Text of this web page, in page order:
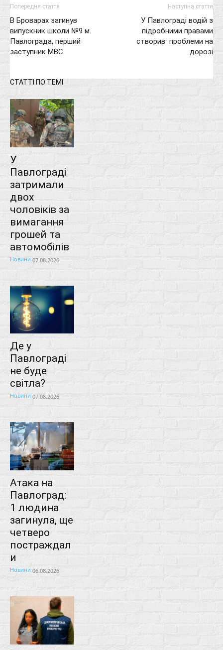
Попередня стаття
В Броварах загинув
випускник школи №9 м.
Павлограда, перший
заступник МВС
Наступна стаття
У Павлограді водій з
підробними правами
створив проблеми на
дорозі
СТАТТІ ПО ТЕМІ
У
Павлограді
затримали
двох
чоловіків за
вимагання
грошей та
автомобілів
Новини 07.08.2026
Де у
Павлограді
не буде
світла?
Новини 07.08.2026
Атака на
Павлоград:
1 людина
загинула, ще
четверо
постраждал
и
Новини 06.08.2026